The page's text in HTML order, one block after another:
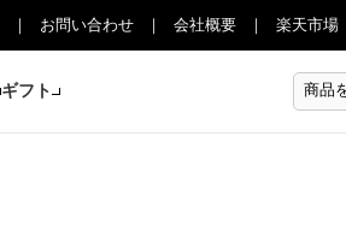
お問い合わせ 会社概要 楽天市場
ギフト